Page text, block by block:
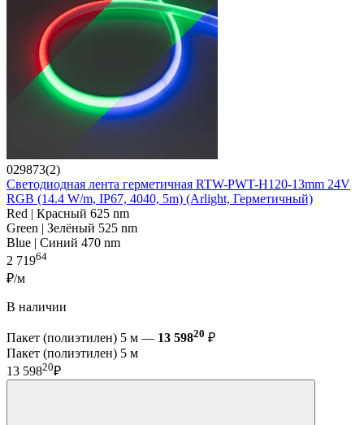
029873(2)
Светодиодная лента герметичная RTW-PWT-H120-13mm 24V
RGB (14.4 W/m, IP67, 4040, 5m) (Arlight, Герметичный)
Red | Красный 625 nm
Green | Зелёный 525 nm
Blue | Синий 470 nm
2 71964
₽/м
В наличии
Пакет (полиэтилен) 5 м — 13 59820 ₽
Пакет (полиэтилен) 5 м
13 59820₽